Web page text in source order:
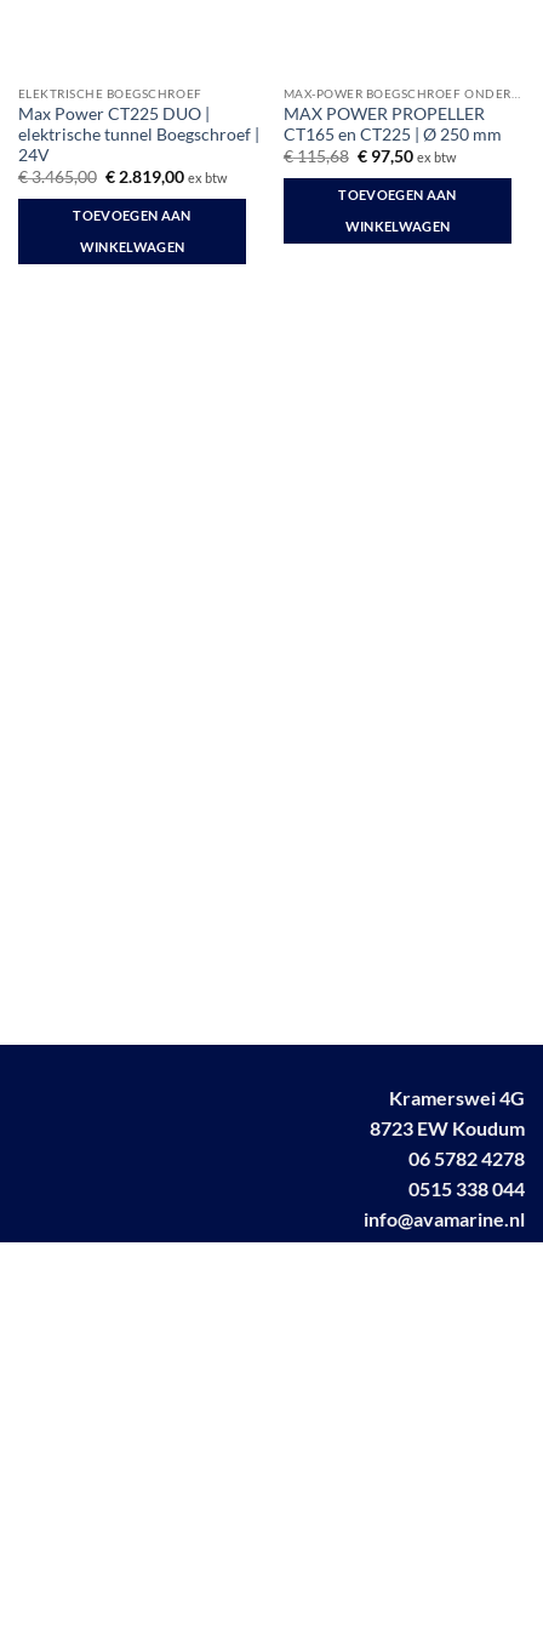
ELEKTRISCHE BOEGSCHROEF
Max Power CT225 DUO |
elektrische tunnel Boegschroef |
24V
€3.465,00 Oorspronkelijke
was:
€ 3.465,00.
€2.819,00Huidige
is:
€ 2.819,00.
ex btw
TOEVOEGEN AAN
WINKELWAGEN
MAX POWER PROPELLER
CT165 en CT225 | Ø 250 mm
€115,68 Oorspronkelijke
was:
€ 115,68.
€97,50Huidige
is:
€ 97,50.
ex btw
TOEVOEGEN AAN
WINKELWAGEN
Kramerswei 4G
8723 EW Koudum
06 5782 4278
0515 338 044
info@avamarine.nl